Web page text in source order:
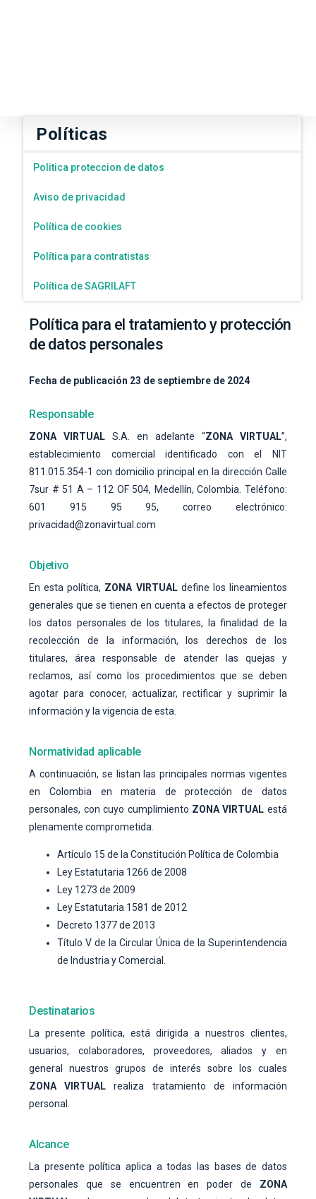
Políticas
Politica proteccion de datos
Aviso de privacidad
Política de cookies
Política para contratistas
Política de SAGRILAFT
Política para el tratamiento y protección
de datos personales
Fecha de publicación 23 de septiembre de 2024
Responsable
ZONA VIRTUAL S.A. en adelante “ZONA VIRTUAL”,
establecimiento comercial identificado con el NIT
811.015.354-1 con domicilio principal en la dirección Calle
7sur # 51 A – 112 OF 504, Medellín, Colombia. Teléfono:
601 915 95 95, correo electrónico:
privacidad@zonavirtual.com
Objetivo
En esta política, ZONA VIRTUALdefine los lineamientos
generales que se tienen en cuenta a efectos de proteger
los datos personales de los titulares, la finalidad de la
recolección de la información, los derechos de los
titulares, área responsable de atender las quejas y
reclamos, así como los procedimientos que se deben
agotar para conocer, actualizar, rectificar y suprimir la
información y la vigencia de esta.
Normatividad aplicable
A continuación, se listan las principales normas vigentes
en Colombia en materia de protección de datos
personales, con cuyo cumplimiento ZONA VIRTUAL está
plenamente comprometida.
Artículo 15 de la Constitución Política de Colombia
Ley Estatutaria 1266 de 2008
Ley 1273 de 2009
Ley Estatutaria 1581 de 2012
Decreto 1377 de 2013
Título V de la Circular Única de la Superintendencia
de Industria y Comercial.
Destinatarios
La presente política, está dirigida a nuestros clientes,
usuarios, colaboradores, proveedores, aliados y en
general nuestros grupos de interés sobre los cuales
ZONA VIRTUAL realiza tratamiento de información
personal.
Alcance
La presente política aplica a todas las bases de datos
personales que se encuentren en poder de ZONA